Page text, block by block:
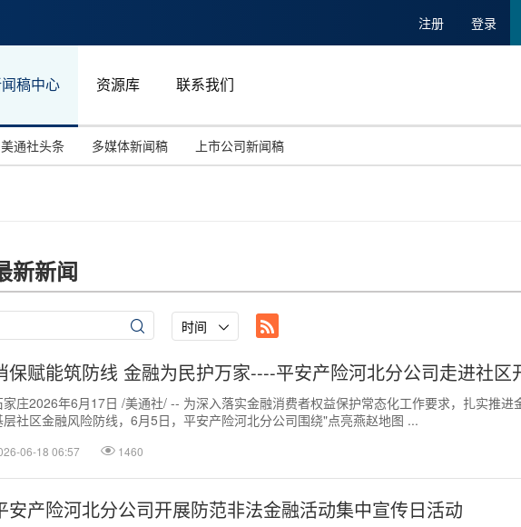
注册 登录
稿中心 资源库 联系我们
人工智能
美
汉诺威工业博览会
体育
通
广告营销传媒
美通社头条 多媒体新闻稿 上市公司新闻稿
新新闻
时间
保赋能筑防线 金融为民护万家----平安产险河北分公司走进社区
家庄2026年6月17日 /美通社/ -- 为深入落实金融消费者权益保护常态化工作要求，扎实推进
层社区金融风险防线，6月5日，平安产险河北分公司围绕"点亮燕赵地图 ...
06-18 06:57 1460
安产险河北分公司开展防范非法金融活动集中宣传日活动